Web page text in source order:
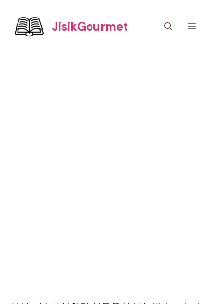
JisikGourmet 메